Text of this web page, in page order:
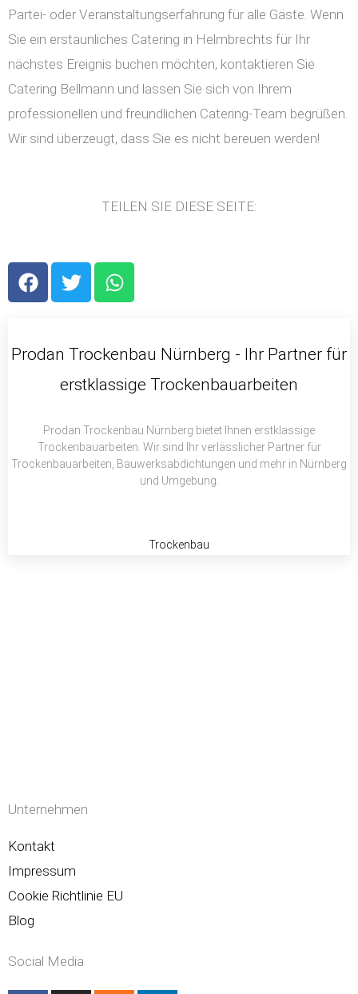
Partei- oder Veranstaltungserfahrung für alle Gäste. Wenn
Sie ein erstaunliches Catering in Helmbrechts für Ihr
nächstes Ereignis buchen möchten, kontaktieren Sie
Catering Bellmann und lassen Sie sich von Ihrem
professionellen und freundlichen Catering-Team begrüßen.
Wir sind überzeugt, dass Sie es nicht bereuen werden!
TEILEN SIE DIESE SEITE:
F
a
b
T
w
t
r
W
h
s
p
Prodan Trockenbau Nürnberg - Ihr Partner für
erstklassige Trockenbauarbeiten
Prodan Trockenbau Nürnberg bietet Ihnen erstklassige
Trockenbauarbeiten. Wir sind Ihr verlässlicher Partner für
Trockenbauarbeiten, Bauwerksabdichtungen und mehr in Nürnberg
und Umgebung.
Trockenbau
Unternehmen
Kontakt
Impressum
Cookie Richtlinie EU
Blog
Social Media